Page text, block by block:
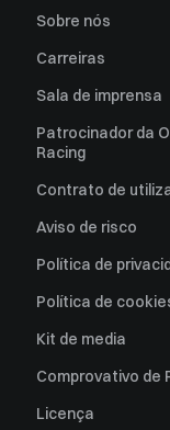
Sobre nós
Carreiras
Sala de imprensa
Patrocinador da
Racing
Contrato de
Aviso de risco
Política de
Política de
Kit de media
Comprovativo de
Licença